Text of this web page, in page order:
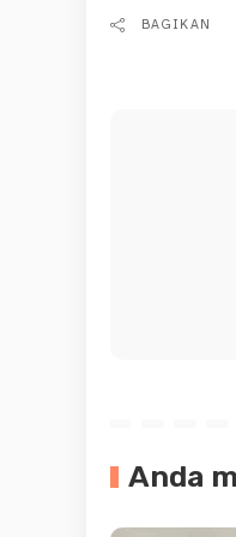
BAGIKAN
Anda